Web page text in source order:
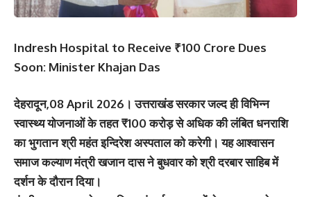
Indresh Hospital to Receive ₹100 Crore Dues
Soon: Minister Khajan Das
देहरादून,08 April 2026। उत्तराखंड सरकार जल्द ही विभिन्न
स्वास्थ्य योजनाओं के तहत ₹100 करोड़ से अधिक की लंबित धनराशि
का भुगतान श्री महंत इन्दिरेश अस्पताल को करेगी। यह आश्वासन
समाज कल्याण मंत्री खजान दास ने बुधवार को श्री दरबार साहिब में
दर्शन के दौरान दिया।